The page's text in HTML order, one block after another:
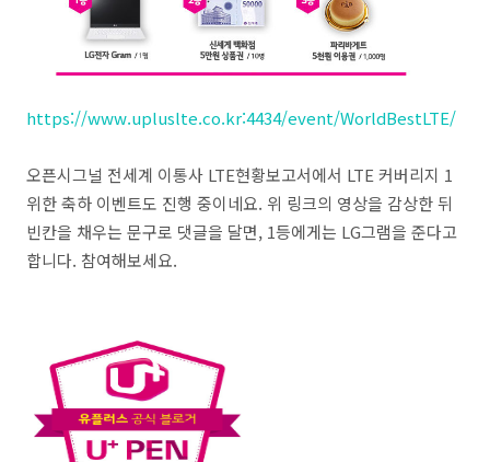
https://www.upluslte.co.kr:4434/event/WorldBestLTE/
오픈시그널 전세계 이통사 LTE현황보고서에서 LTE 커버리지 1
위한 축하 이벤트도 진행 중이네요. 위 링크의 영상을 감상한 뒤
빈칸을 채우는 문구로 댓글을 달면, 1등에게는 LG그램을 준다고
합니다. 참여해보세요.